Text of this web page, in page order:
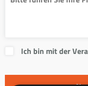
Ich bin mit der